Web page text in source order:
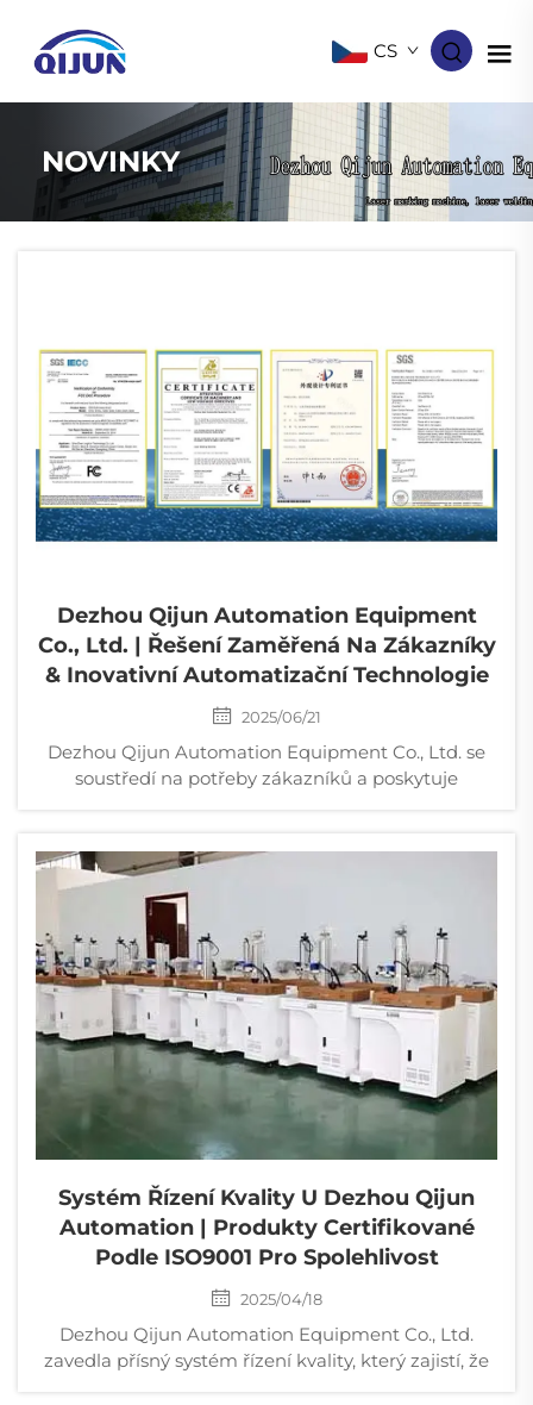
CS
NOVINKY
Dezhou Qijun Automation Equipment
Co., Ltd. | Řešení Zaměřená Na Zákazníky
& Inovativní Automatizační Technologie
2025/06/21
Dezhou Qijun Automation Equipment Co., Ltd. se
soustředí na potřeby zákazníků a poskytuje
upgradů systému.
Systém Řízení Kvality U Dezhou Qijun
Automation | Produkty Certifikované
Podle ISO9001 Pro Spolehlivost
2025/04/18
Dezhou Qijun Automation Equipment Co., Ltd.
zavedla přísný systém řízení kvality, který zajistí, že